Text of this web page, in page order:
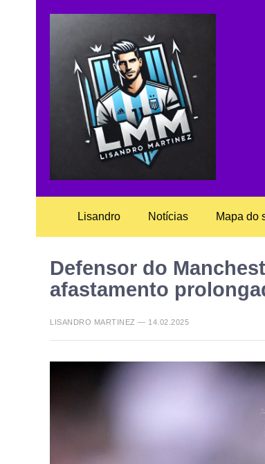
Lisandro Notícias Mapa do
Defensor do
afastamento
LISANDRO MARTINEZ — 14.02.2025